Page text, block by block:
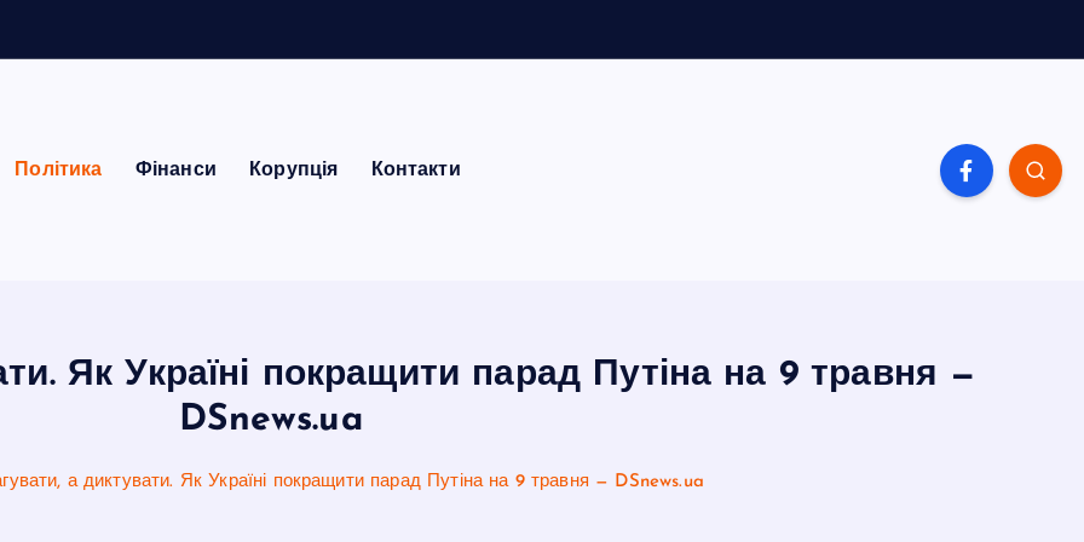
Політика Фінанси Корупція Контакти
Як Україні покращити парад Путіна на 9 травня —
DSnews.ua
а диктувати. Як Україні покращити парад Путіна на 9 травня — DSnews.ua